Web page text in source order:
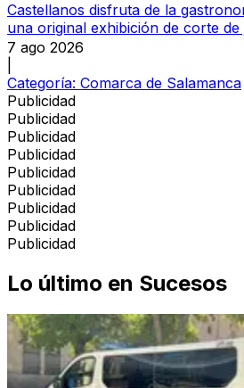
Castellanos disfruta de la
una original exhibición de corte de
7 ago 2026
Categoría: Comarca de Salamanca
Publicidad
Publicidad
Publicidad
Publicidad
Publicidad
Publicidad
Publicidad
Publicidad
Publicidad
Lo último en Sucesos